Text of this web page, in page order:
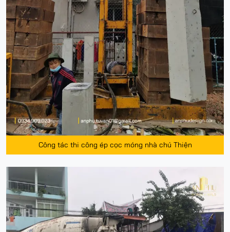
Công tác thi công ép cọc móng nhà chú Thiện